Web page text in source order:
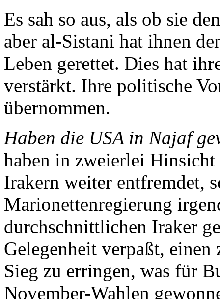
Es sah so aus, als ob sie
aber al-Sistani hat ihnen
Leben gerettet. Dies hat
verstärkt. Ihre politische
übernommen.
Haben die USA in Najaf
haben in zweierlei
Irakern weiter entfremdet,
Marionettenregierung
durchschnittlichen Iraker
Gelegenheit verpaßt,
Sieg zu erringen, was für
November-Wahlen